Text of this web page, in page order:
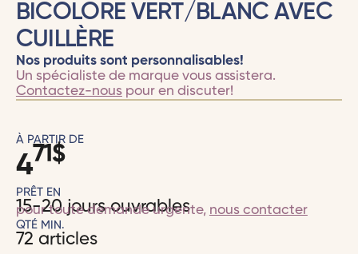
BICOLORE VERT/BLANC AVEC
CUILLÈRE
Nos produits sont personnalisables!
Un spécialiste de marque vous assistera.
Contactez-nouspour en discuter!
À PARTIR DE
471$
PRÊT EN
15-20 jours ouvrables
pour toute demande urgente, nous contacter
QTÉ MIN.
72 articles